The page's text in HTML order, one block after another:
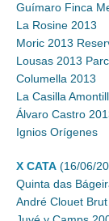
Guímaro Finca
La Rosine 2013
Moric 2013
Lousas 2013
Columella 2013
La Casilla
Álvaro Castro
Ignios Orígenes
X CATA (16/06/
Quinta das
André Clouet